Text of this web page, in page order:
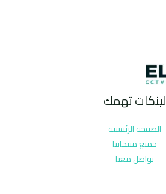
لينكات تهمك
الصفحة الرئيسية
جميع منتجاتنا
تواصل معنا